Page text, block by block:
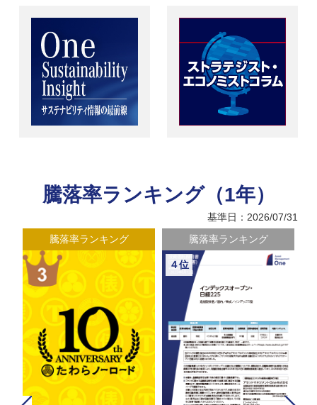
騰落率ランキング（1年）
基準日：2026/07/31
騰落率ランキング
騰落率ランキング
４位